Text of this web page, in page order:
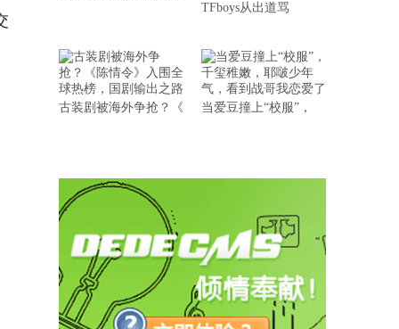
TFboys从出道骂
古装剧被海外争抢？《 当爱豆撞上“校服”，